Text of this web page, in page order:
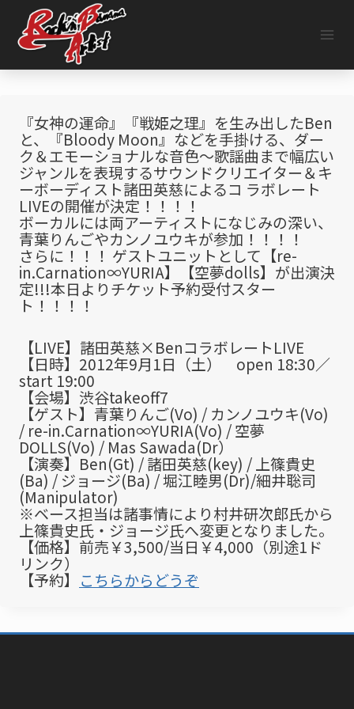
キ
『女神の運命』『戦姫之理』を生み出したBen
と、『Bloody Moon』などを手掛ける、ダー
ク＆エモーショナルな音色～歌謡曲まで幅広い
ジャンルを表現するサウンドクリエイター＆キ
ーボーディスト諸田英慈によるコ ラボレート
LIVEの開催が決定！！！！
ボーカルには両アーティストになじみの深い、
青葉りんごやカンノユウキが参加！！！！
さらに！！！ ゲストユニットとして【re-
in.Carnation∞YURIA】【空夢dolls】が出演決
定!!!本日よりチケット予約受付スター
ト！！！！
【LIVE】諸田英慈×BenコラボレートLIVE
【日時】2012年9月1日（土） open 18:30／
start 19:00
【会場】渋谷takeoff7
【ゲスト】青葉りんご(Vo) / カンノユウキ(Vo)
/ re-in.Carnation∞YURIA(Vo) / 空夢
DOLLS(Vo) / Mas Sawada(Dr）
【演奏】Ben(Gt) / 諸田英慈(key) / 上篠貴史
(Ba) / ジョージ(Ba) / 堀江睦男(Dr)/細井聡司
(Manipulator)
※ベース担当は諸事情により村井研次郎氏から
上篠貴史氏・ジョージ氏へ変更となりました。
【価格】前売￥3,500/当日￥4,000（別途1ド
リンク）
【予約】 こちらからどうぞ